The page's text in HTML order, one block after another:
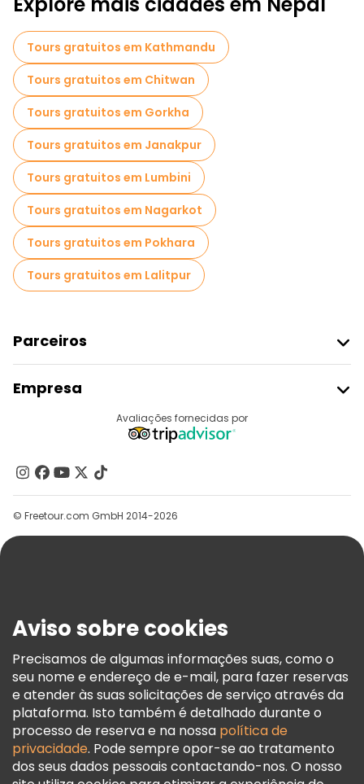
Tours gratuitos em Kathmandu
Tours gratuitos em Chitwan
Tours gratuitos em Gorkha
Tours gratuitos em Janakpur
Tours gratuitos em Lumbini
Tours gratuitos em Nagarkot
Tours gratuitos em Pokhara
Tours gratuitos em Lalitpur
Parceiros
Registo Do Fornecedor
Programa De Afiliados
Empresa
Contacte-Nos
Grupos
Ajuda
Termos E Informações Legais
Política De Cookies
Freetour Prémios
Programa De Fidelidade
Avaliações fornecidas por
© Freetour.com GmbH 2014-2026
Aviso sobre cookies
Precisamos de algumas informações suas, como o
seu nome e endereço de e-mail, para fazer reservas
e atender às suas solicitações de serviço através da
plataforma. Isto também é detalhado durante o
processo de reserva e na nossa política de
privacidade. Pode sempre opor-se ao tratamento
dos seus dados pessoais contactando-nos. O nosso